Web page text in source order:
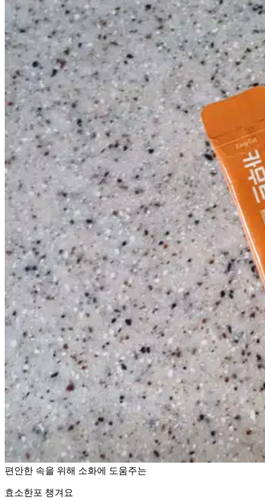
편안한 속을 위해 소화에 도움주는
효소한포 챙겨요